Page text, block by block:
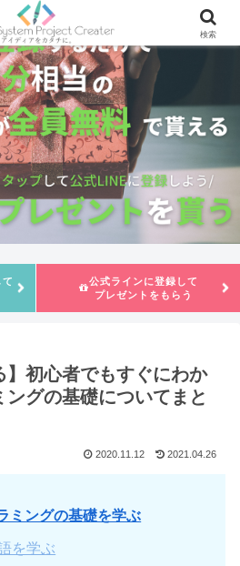
公式ラインに登録して
プレゼントをもらう
】初心者でもすぐにわか
ングの基礎についてまと
2020.11.12 2021.04.26
ミングの基礎を学ぶ
を学ぶ
検索